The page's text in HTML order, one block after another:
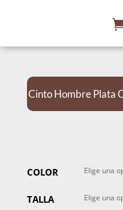
Cinto Hombre Plata
COLOR
TALLA